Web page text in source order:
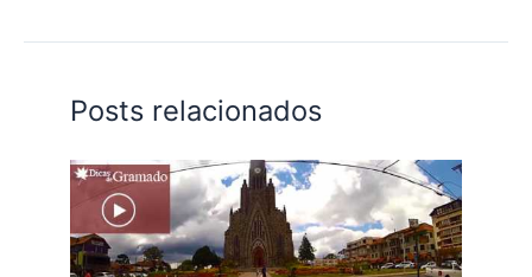
Posts relacionados